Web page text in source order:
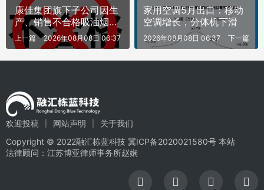
康佳集团旗下子公司因生
产、销售不合格吸油烟机
被罚
上一篇 2026年08月08日 06:37
家用空调5月出口：移动
空调增长，分体机下滑
下一篇
2026年08月08日 06:37
欢迎投稿 网站声明
关于我们
Copyright © 2022融汇栋蓝科技 冀ICP备2020021580号 本站
法律顾问：江苏博亚律师事务所赵娴